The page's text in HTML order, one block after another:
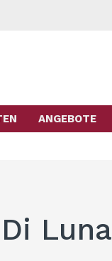
ANGEBOTE
Luna